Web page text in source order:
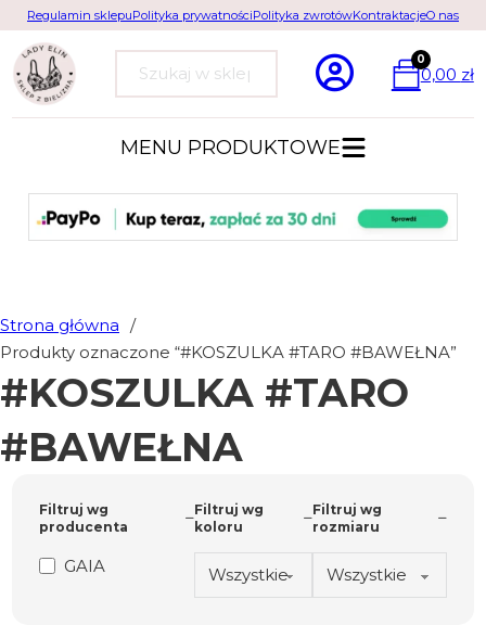
Regulamin sklepuPolityka prywatnościPolityka zwrotówKontraktacjeO nas
Szukaj
0
0,00 zł
MENU PRODUKTOWE
Strona główna /
Produkty oznaczone “#KOSZULKA #TARO #BAWEŁNA”
#KOSZULKA #TARO
#BAWEŁNA
Filtruj wg
producenta
GAIA
Filtruj wg
koloru
Filtruj wg
rozmiaru